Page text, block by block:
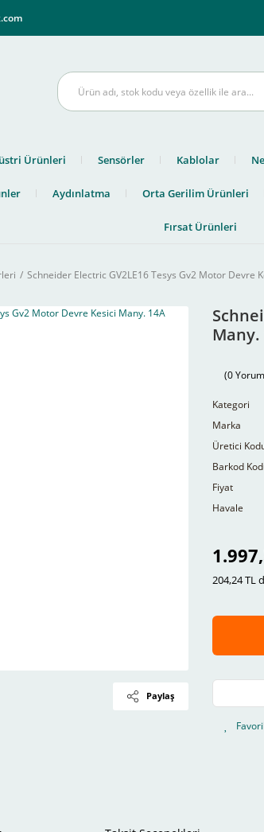
Ürünleri Sensörler Kablolar
Aydınlatma Orta Gerilim Ürünleri
Fırsat Ürünleri
Schneider Electric GV2LE16 Tesys Gv2 Motor Devre
Paylaş
Many.
(0
Kategori
Marka
Üretici
Barkod
Fiyat
Havale
204,24 TL